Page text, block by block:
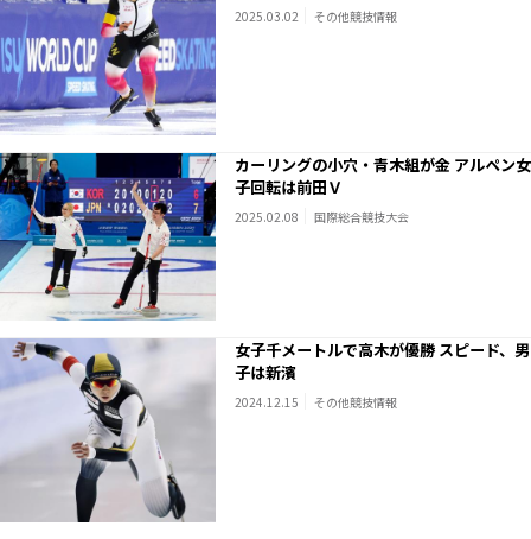
2025.03.02 その他競技情報
カーリングの小穴・青木組が金 アルペン女
子回転は前田Ｖ
2025.02.08 国際総合競技大会
女子千メートルで高木が優勝 スピード、男
子は新濱
2024.12.15 その他競技情報